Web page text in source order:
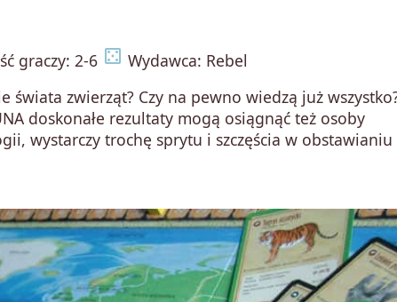
graczy: 2-6 casino Wydawca: Rebel
świata zwierząt? Czy na pewno wiedzą już
doskonałe rezultaty mogą osiągnąć też osoby
wystarczy trochę sprytu i szczęścia w obstawianiu